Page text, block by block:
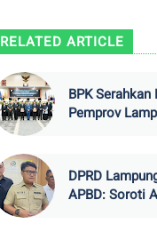
RELATED ARTICLE
BPK Serahkan
Pemprov
DPRD
APBD: Soroti